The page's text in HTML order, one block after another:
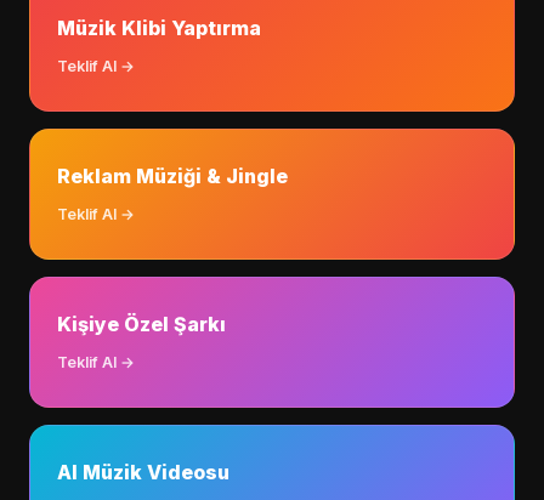
Müzik Klibi Yaptırma
Teklif Al →
Reklam Müziği & Jingle
Teklif Al →
Kişiye Özel Şarkı
Teklif Al →
AI Müzik Videosu